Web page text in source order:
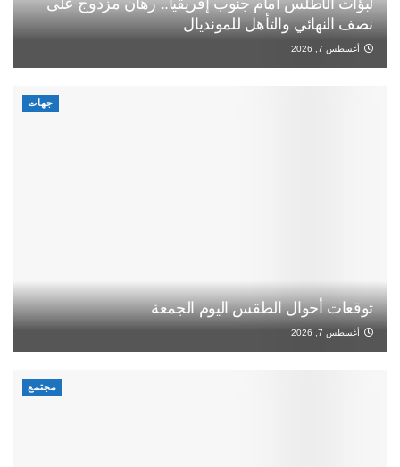
نصف النهائي والتأهل للمونديال
أغسطس 7, 2026
جهات
توقعات أحوال الطقس اليوم الجمعة
أغسطس 7, 2026
مجتمع